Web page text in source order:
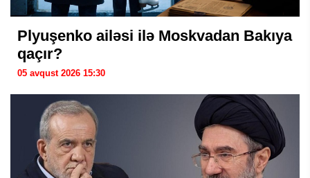
Plyuşenko ailəsi ilə Moskvadan Bakıya
qaçır?
05 avqust 2026 15:30